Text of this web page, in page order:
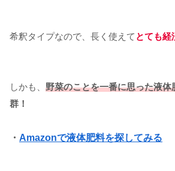
希釈タイプなので、長く使えて とても経
しかも、 野菜のことを一番に思った液体
群！
・ Amazonで液体肥料を探してみる